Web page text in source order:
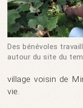
Des bénévoles
autour du site du
village voisin de
vie.